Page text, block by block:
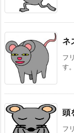
ネ
フ
す
頭
フ